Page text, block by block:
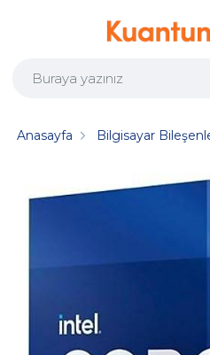
Anasayfa Bilgisayar